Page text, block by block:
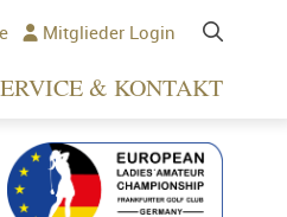
 Mitglieder Login
& KONTAKT